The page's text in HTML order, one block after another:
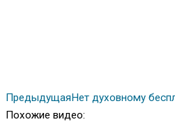
ПредыдущаяНет духовному
Похожие видео: